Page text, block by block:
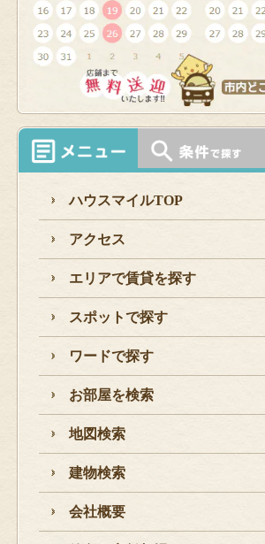
ハウスマイルTOP
アクセス
エリアで賃貸を探す
スポットで探す
ワードで探す
お部屋を検索
地図検索
建物検索
会社概要